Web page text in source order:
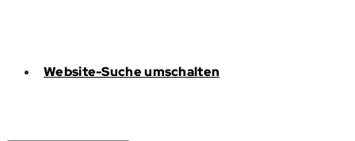
Website-Suche umschalten